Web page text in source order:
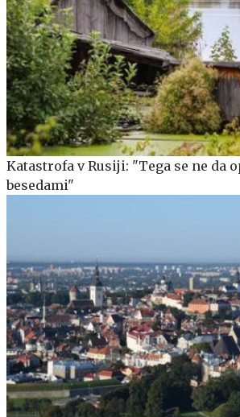
Katastrofa v Rusiji: "Tega se ne da
besedami"